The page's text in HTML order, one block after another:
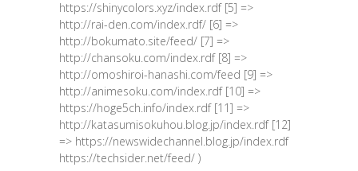
https://shinycolors.xyz/index.rdf [5] =>
http://rai-den.com/index.rdf/ [6] =>
http://bokumato.site/feed/ [7] =>
http://chansoku.com/index.rdf [8] =>
http://omoshiroi-hanashi.com/feed [9] =>
http://animesoku.com/index.rdf [10] =>
https://hoge5ch.info/index.rdf [11] =>
http://katasumisokuhou.blog.jp/index.rdf [12]
=> https://newswidechannel.blog.jp/index.rdf
https://techsider.net/feed/ )